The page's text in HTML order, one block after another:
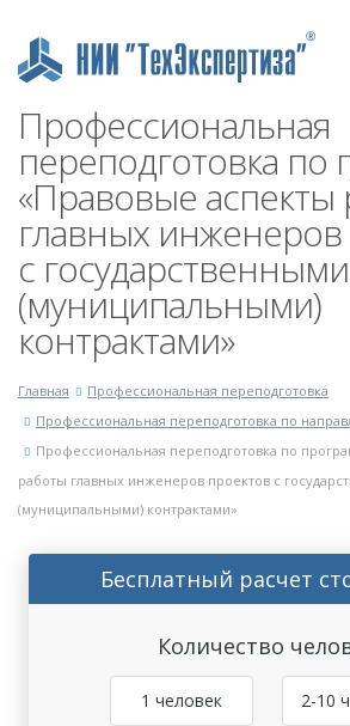
Профессиональная
переподготовка по
«Правовые аспекты
главных
с государственными
(муниципальными)
контрактами»
Главная
Профессиональная переподготовка
Профессиональная переподготовка по
Профессиональная переподготовка по
работы главных инженеров проектов с
(муниципальными) контрактами»
Бесплатный расчет
Количество
1 человек 2-10